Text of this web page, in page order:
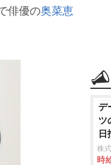
俳優の奥菜恵
デ
ツ
株
時